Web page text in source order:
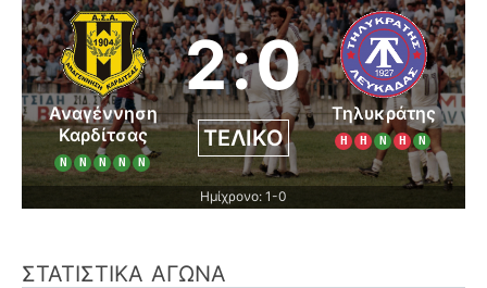
Αναγέννηση
Καρδίτσας
Ν Ν Ν Ν Ν
2:0
ΤΕΛΙΚΌ
Τηλυκράτης
Η Η Ν Η Ν
Ημίχρονο: 1-0
ΣΤΑΤΙΣΤΙΚΆ ΑΓΏΝΑ